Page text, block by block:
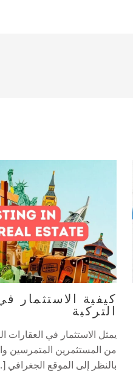
كيفية الاستثمار
التركية
يمثل الاستثمار في
من المستثمرين المتمرسين
بالنظر إلى الموقع الجغرافي